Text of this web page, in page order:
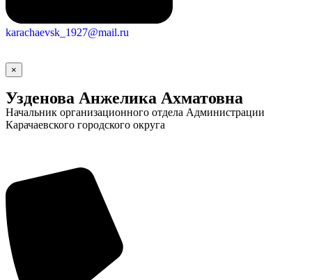
karachaevsk_1927@mail.ru
×
Узденова Анжелика Ахматовна
Начальник организационного отдела Администрации
Карачаевского городского округа